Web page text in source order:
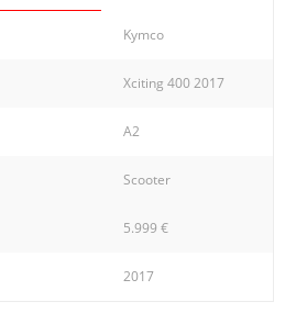
Kymco
Xciting 400 2017
A2
Scooter
5.999 €
2017